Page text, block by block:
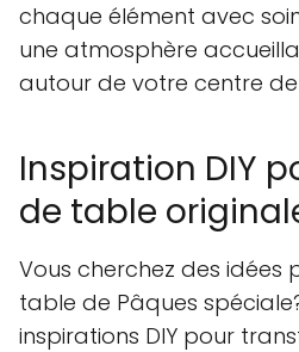
chaque élément avec
une atmosphère
autour de votre centre
Inspiration DIY
de table
Vous cherchez des idées
table de Pâques
inspirations DIY pour